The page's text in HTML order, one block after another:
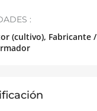
:
(cultivo), Fabricante /